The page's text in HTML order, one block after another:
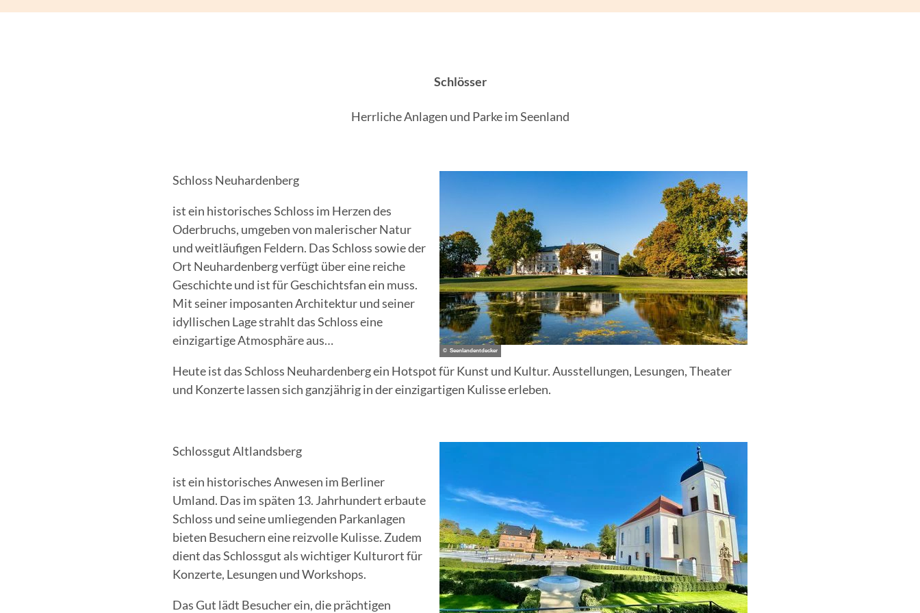
Schlösser
Herrliche Anlagen und Parke im Seenland
© Seenlandentdecker
Schloss Neuhardenberg
ist ein historisches Schloss im Herzen des
Oderbruchs, umgeben von malerischer Natur
und weitläufigen Feldern. Das Schloss sowie der
Ort Neuhardenberg verfügt über eine reiche
Geschichte und ist für Geschichtsfan ein muss.
Mit seiner imposanten Architektur und seiner
idyllischen Lage strahlt das Schloss eine
einzigartige Atmosphäre aus…
Heute ist das Schloss Neuhardenberg ein Hotspot für Kunst und Kultur. Ausstellungen, Lesungen, Theater
und Konzerte lassen sich ganzjährig in der einzigartigen Kulisse erleben.
Schlossgut Altlandsberg
ist ein historisches Anwesen im Berliner
Umland. Das im späten 13. Jahrhundert erbaute
Schloss und seine umliegenden Parkanlagen
bieten Besuchern eine reizvolle Kulisse. Zudem
dient das Schlossgut als wichtiger Kulturort für
Konzerte, Lesungen und Workshops.
Das Gut lädt Besucher ein, die prächtigen